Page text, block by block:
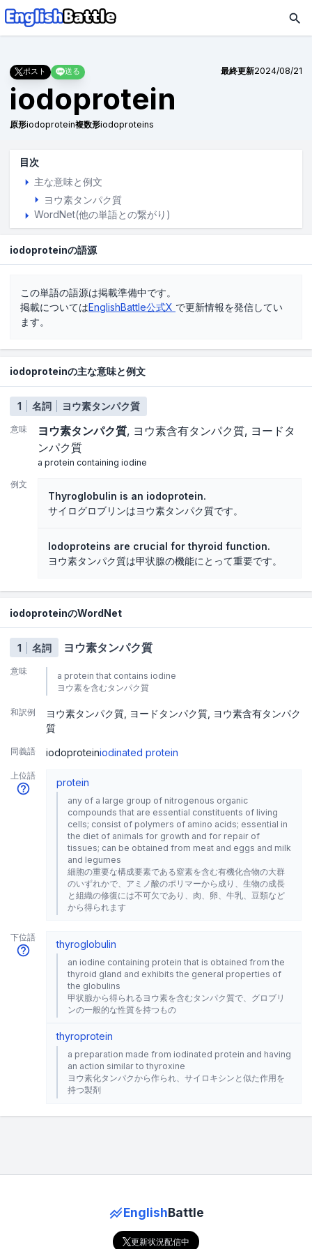
ポスト 送る 最終更新2024/08/21
iodoprotein
原形iodoprotein複数形iodoproteins
目次
主な意味と例文
ヨウ素タンパク質
WordNet(他の単語との繋がり)
iodoproteinの語源
この単語の語源は掲載準備中です。
掲載についてはEnglishBattle公式X で更新情報を発信してい
ます。
iodoproteinの主な意味と例文
1 名詞 ヨウ素タンパク質
意味 ヨウ素タンパク質 ヨウ素含有タンパク質 ヨードタ
ンパク質
a protein containing iodine
例文
Thyroglobulin is an iodoprotein.
サイログロブリンはヨウ素タンパク質です。
Iodoproteins are crucial for thyroid function.
ヨウ素タンパク質は甲状腺の機能にとって重要です。
iodoproteinのWordNet
1 名詞 ヨウ素タンパク質
意味
a protein that contains iodine
ヨウ素を含むタンパク質
和訳例 ヨウ素タンパク質 ヨードタンパク質 ヨウ素含有タンパク
質
同義語 iodoproteiniodinated protein
上位語
protein
any of a large group of nitrogenous organic
compounds that are essential constituents of living
cells; consist of polymers of amino acids; essential in
the diet of animals for growth and for repair of
tissues; can be obtained from meat and eggs and milk
and legumes
細胞の重要な構成要素である窒素を含む有機化合物の大群
のいずれかで、アミノ酸のポリマーから成り、生物の成長
と組織の修復には不可欠であり、肉、卵、牛乳、豆類など
から得られます
下位語
thyroglobulin
an iodine containing protein that is obtained from the
thyroid gland and exhibits the general properties of
the globulins
甲状腺から得られるヨウ素を含むタンパク質で、グロブリ
ンの一般的な性質を持つもの
thyroprotein
a preparation made from iodinated protein and having
an action similar to thyroxine
ヨウ素化タンパクから作られ、サイロキシンと似た作用を
持つ製剤
EnglishBattle
更新状況配信中